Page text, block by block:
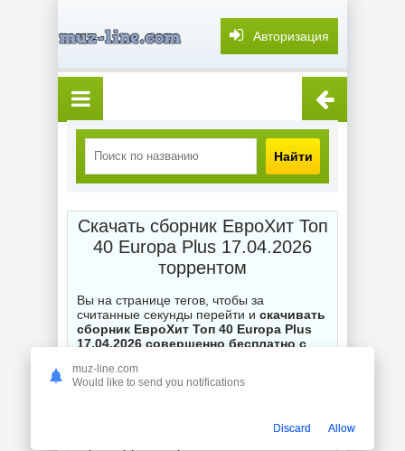
Авторизация
Найти
Скачать сборник ЕвроХит Топ
40 Europa Plus 17.04.2026
торрентом
Вы на странице тегов, чтобы за
считанные секунды перейти и скачивать
сборник ЕвроХит Топ 40 Europa Plus
17.04.2026 совершенно бесплатно с
line.com. Каждый .torrent файл на сайте
ожидает ваших загрузок, при
muz-line.com
Would like to send you notifications
Discard Allow